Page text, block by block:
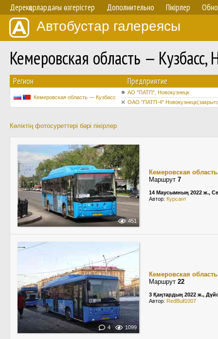
Дерекқорлардағы өзгерістер Дополнительно Пікірлер
Автобустар галереясы
Кемеровская область —
Регион Предприятие
Кемеровская область — Кузбасс
АО "ПАТП", Новокузнецк
ОАО "ПАТП-4"
Көліктің фотосуреттері бәрі пікірлер
451
Кемеровская
Маршрут 7
14 Маусымның 2022 ж.,
Автор: Курсант
4 1099
Кемеровская
Маршрут 22
3 Қаңтардың 2022 ж.,
Автор: RedBull1007